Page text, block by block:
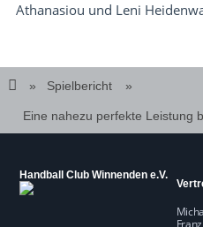
Athanasiou und Leni
Spielbericht
Eine nahezu perfekte Leistung
Handball Club Winnenden e.V.